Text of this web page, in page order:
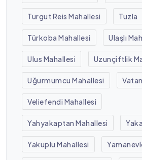
Turgut Reis Mahallesi Tuzla
Türkoba Mahallesi Ulaşlı
Ulus Mahallesi Uzunçiftlik
Uğurmumcu Mahallesi
Veliefendi Mahallesi
Yahyakaptan Mahallesi
Yakuplu Mahallesi